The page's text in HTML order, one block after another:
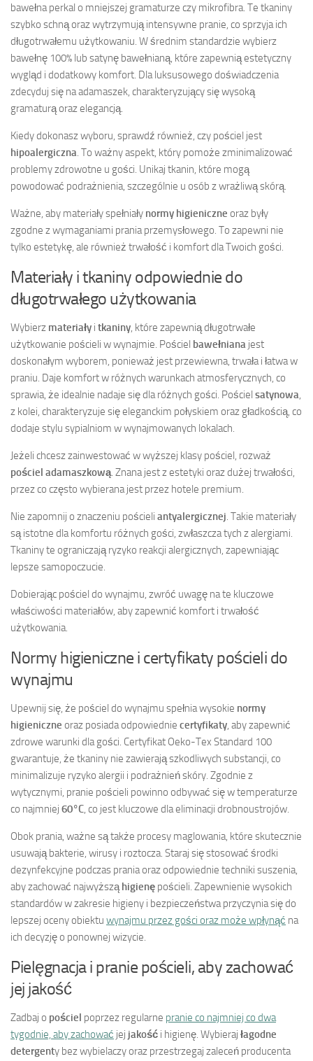
bawełna perkal o mniejszej gramaturze czy mikrofibra. Te tkaniny
szybko schną oraz wytrzymują intensywne pranie, co sprzyja ich
długotrwałemu użytkowaniu. W średnim standardzie wybierz
bawełnę 100% lub satynę bawełnianą, które zapewnią estetyczny
wygląd i dodatkowy komfort. Dla luksusowego doświadczenia
zdecyduj się na adamaszek, charakteryzujący się wysoką
gramaturą oraz elegancją.
Kiedy dokonasz wyboru, sprawdź również, czy pościel jest
hipoalergiczna . To ważny aspekt, który pomoże zminimalizować
problemy zdrowotne u gości. Unikaj tkanin, które mogą
powodować podrażnienia, szczególnie u osób z wrażliwą skórą.
Ważne, aby materiały spełniały normy higieniczne oraz były
zgodne z wymaganiami prania przemysłowego. To zapewni nie
tylko estetykę, ale również trwałość i komfort dla Twoich gości.
Materiały i tkaniny odpowiednie do
długotrwałego użytkowania
Wybierz materiały i tkaniny , które zapewnią długotrwałe
użytkowanie pościeli w wynajmie. Pościel bawełniana jest
doskonałym wyborem, ponieważ jest przewiewna, trwała i łatwa w
praniu. Daje komfort w różnych warunkach atmosferycznych, co
sprawia, że idealnie nadaje się dla różnych gości. Pościel satynowa
z kolei, charakteryzuje się eleganckim połyskiem oraz gładkością, co
dodaje stylu sypialniom w wynajmowanych lokalach.
Jeżeli chcesz zainwestować w wyższej klasy pościel, rozważ
pościel adamaszkową . Znana jest z estetyki oraz dużej trwałości,
przez co często wybierana jest przez hotele premium.
Nie zapomnij o znaczeniu pościeli antyalergicznej . Takie materiały
są istotne dla komfortu różnych gości, zwłaszcza tych z alergiami.
Tkaniny te ograniczają ryzyko reakcji alergicznych, zapewniając
lepsze samopoczucie.
Dobierając pościel do wynajmu, zwróć uwagę na te kluczowe
właściwości materiałów, aby zapewnić komfort i trwałość
użytkowania.
Normy higieniczne i certyfikaty pościeli do
wynajmu
Upewnij się, że pościel do wynajmu spełnia wysokie normy
higieniczne oraz posiada odpowiednie certyfikaty , aby zapewnić
zdrowe warunki dla gości. Certyfikat Oeko-Tex Standard 100
gwarantuje, że tkaniny nie zawierają szkodliwych substancji, co
minimalizuje ryzyko alergii i podrażnień skóry. Zgodnie z
wytycznymi, pranie pościeli powinno odbywać się w temperaturze
co najmniej 60°C , co jest kluczowe dla eliminacji drobnoustrojów.
Obok prania, ważne są także procesy maglowania, które skutecznie
usuwają bakterie, wirusy i roztocza. Staraj się stosować środki
dezynfekcyjne podczas prania oraz odpowiednie techniki suszenia,
aby zachować najwyższą higienę pościeli. Zapewnienie wysokich
standardów w zakresie higieny i bezpieczeństwa przyczynia się do
lepszej oceny obiektu wynajmu przez gości oraz może wpłynąć na
ich decyzję o ponownej wizycie.
Pielęgnacja i pranie pościeli, aby zachować
jej jakość
Zadbaj o pościel poprzez regularne pranie co najmniej co dwa
tygodnie, aby zachować jej jakość i higienę. Wybieraj łagodne
detergenty bez wybielaczy oraz przestrzegaj zaleceń producenta